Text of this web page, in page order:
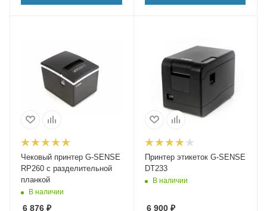
Чековый принтер G-SENSE
RP260 с разделительной
планкой
В наличии
6 876 ₽
Принтер этикеток G-SENSE
DT233
В наличии
6 900₽